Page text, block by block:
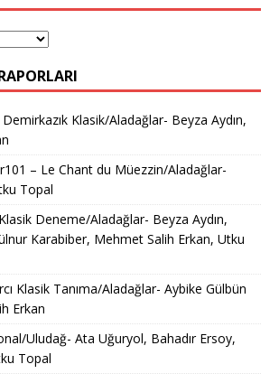
Klasik/Aladağlar- Beyza Aydın,
– Le Chant du Müezzin/Aladağlar-
Topal
Deneme/Aladağlar- Beyza Aydın,
Karabiber, Mehmet Salih Erkan, Utku
Klasik Tanıma/Aladağlar- Aybike Gülbün
Erkan
Uludağ- Ata Uğuryol, Bahadır Ersoy,
Topal